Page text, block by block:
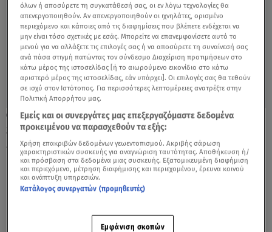
25.01.22, 09:00
Stellantis: Θα «ρίξει» 30 δισεκατομμύρια
ευρώ στην ηλεκτροκίνηση
όλων ή αποσύρετε τη συγκατάθεσή σας, οι εν λόγω τεχνολογίες θα
απενεργοποιηθούν. Αν απενεργοποιηθούν οι ιχνηλάτες, ορισμένο
περιεχόμενο και κάποιες από τις διαφημίσεις που βλέπετε ενδέχεται να
μην είναι τόσο σχετικές με εσάς. Μπορείτε να επανεμφανίσετε αυτό το
μενού για να αλλάξετε τις επιλογές σας ή να αποσύρετε τη συναίνεσή σας
ανά πάσα στιγμή πατώντας τον σύνδεσμο Διαχείριση προτιμήσεων στο
κάτω μέρος της ιστοσελίδας [ή το αιωρούμενο εικονίδιο στο κάτω
αριστερό μέρος της ιστοσελίδας, εάν υπάρχει]. Οι επιλογές σας θα τεθούν
σε ισχύ στον Ιστότοπος. Για περισσότερες λεπτομέρειες ανατρέξτε στην
Πολιτική Απορρήτου μας.
Εμείς και οι συνεργάτες μας επεξεργαζόμαστε δεδομένα
προκειμένου να παρασχεθούν τα εξής:
Χρήση επακριβών δεδομένων γεωεντοπισμού. Ακριβής σάρωση
χαρακτηριστικών συσκευής για αναγνώριση ταυτότητας. Αποθήκευση ή/
και πρόσβαση στα δεδομένα μιας συσκευής. Εξατομικευμένη διαφήμιση
και περιεχόμενο, μέτρηση διαφήμισης και περιεχομένου, έρευνα κοινού
και ανάπτυξη υπηρεσιών.
Κατάλογος συνεργατών (προμηθευτές)
Εμφάνιση σκοπών